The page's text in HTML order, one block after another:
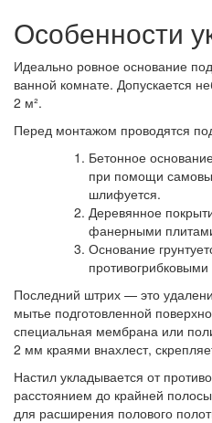
Особенности
Идеально ровное основание
ванной комнате. Допускается
2 м².
Перед монтажом проводятся
Бетонное
при помощи
шлифуется.
Деревянное
фанерными
Основание
Последний штрих — это
мытье подготовленной
специальная мембрана или
2 мм краями внахлест,
Настил укладывается от
расстоянием до крайней
для расширения полового